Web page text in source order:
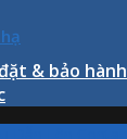
& bảo hành